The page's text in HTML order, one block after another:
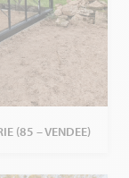
(85 – VENDEE)